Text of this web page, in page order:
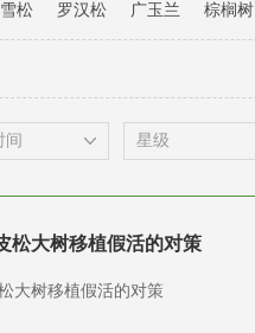
雪松 罗汉松 广玉兰 棕榈树
松大树移植假活的对策
大树移植假活的对策